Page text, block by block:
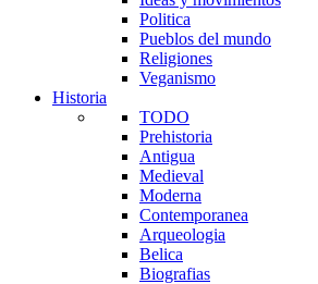
Politica
Pueblos del mundo
Religiones
Veganismo
Historia
TODO
Prehistoria
Antigua
Medieval
Moderna
Contemporanea
Arqueologia
Belica
Biografias